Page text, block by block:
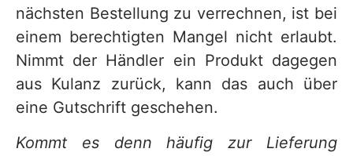
nächsten Bestellung zu verrechnen, ist bei
einem berechtigten Mangel nicht erlaubt.
Nimmt der Händler ein Produkt dagegen
aus Kulanz zurück, kann das auch über
eine Gutschrift geschehen.
Kommt es denn häufig zur Lieferung